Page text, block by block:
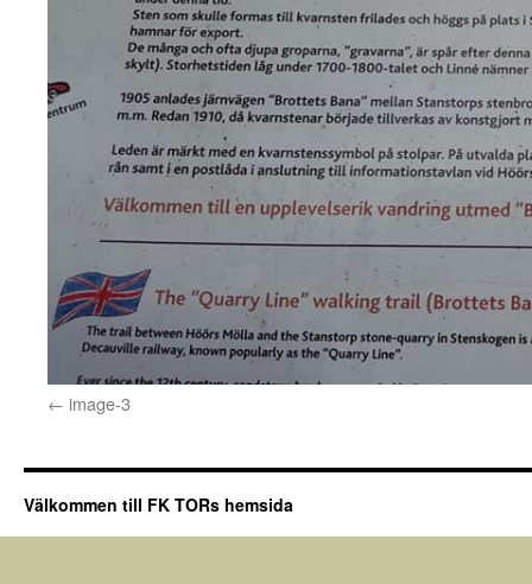
image-3
Välkommen till FK TORs hemsida